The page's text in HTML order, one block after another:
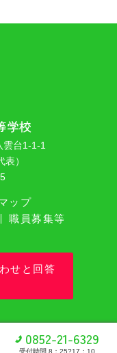
学校
台1-1-1
）
ップ
職員募集等
せと回答
Minami high school All
0852-21-6329
受付時間 8：25?17：10